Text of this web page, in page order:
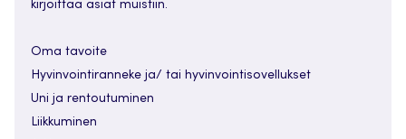
kirjoittaa asiat muistiin.
Oma tavoite
Hyvinvointiranneke ja/ tai hyvinvointisovellukset
Uni ja rentoutuminen
Liikkuminen